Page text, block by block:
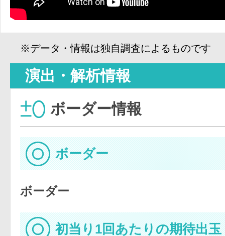
※データ・情報は独自調査によるものです
演出・解析情報
ボーダー情報
ボーダー
ボーダー
初当り1回あたりの期待出玉